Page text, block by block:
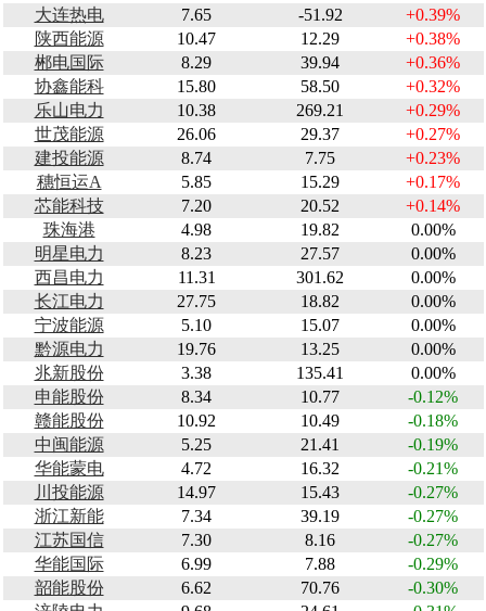
大连热电
7.65 -51.92
+0.39%
陕西能源
10.47 12.29
+0.38%
郴电国际
8.29 39.94
+0.36%
协鑫能科
15.80 58.50
+0.32%
乐山电力
10.38 269.21
+0.29%
世茂能源
26.06 29.37
+0.27%
建投能源
8.74 7.75
+0.23%
穗恒运A
5.85 15.29
+0.17%
芯能科技
7.20 20.52
+0.14%
珠海港
4.98 19.82
0.00%
明星电力
8.23 27.57
0.00%
西昌电力
11.31 301.62
0.00%
长江电力
27.75 18.82
0.00%
宁波能源
5.10 15.07
0.00%
黔源电力
19.76 13.25
0.00%
兆新股份
3.38 135.41
0.00%
申能股份
8.34 10.77
-0.12%
赣能股份
10.92 10.49
-0.18%
中闽能源
5.25 21.41
-0.19%
华能蒙电
4.72 16.32
-0.21%
川投能源
14.97 15.43
-0.27%
浙江新能
7.34 39.19
-0.27%
江苏国信
7.30 8.16
-0.27%
华能国际
6.99 7.88
-0.29%
韶能股份
6.62 70.76
-0.30%